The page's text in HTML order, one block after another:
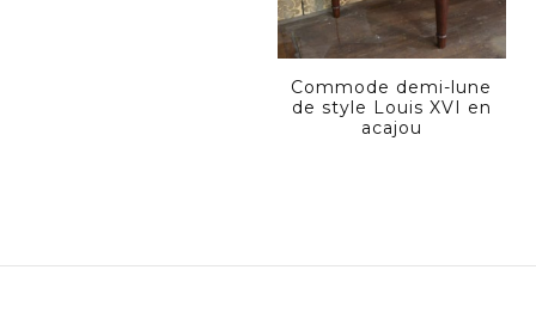
Commode demi-lune
de style Louis XVI en
acajou